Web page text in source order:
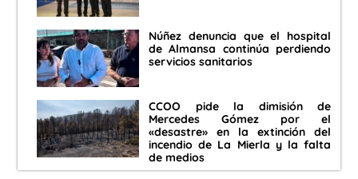
Núñez denuncia que el hospital
de Almansa continúa perdiendo
servicios sanitarios
CCOO pide la dimisión de
Mercedes Gómez por el
«desastre» en la extinción del
incendio de La Mierla y la falta
de medios